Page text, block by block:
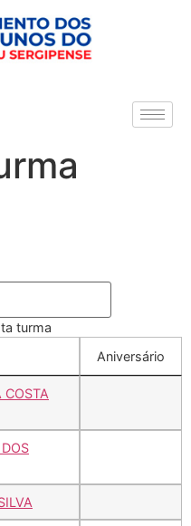
turma
Aniversário
COSTA